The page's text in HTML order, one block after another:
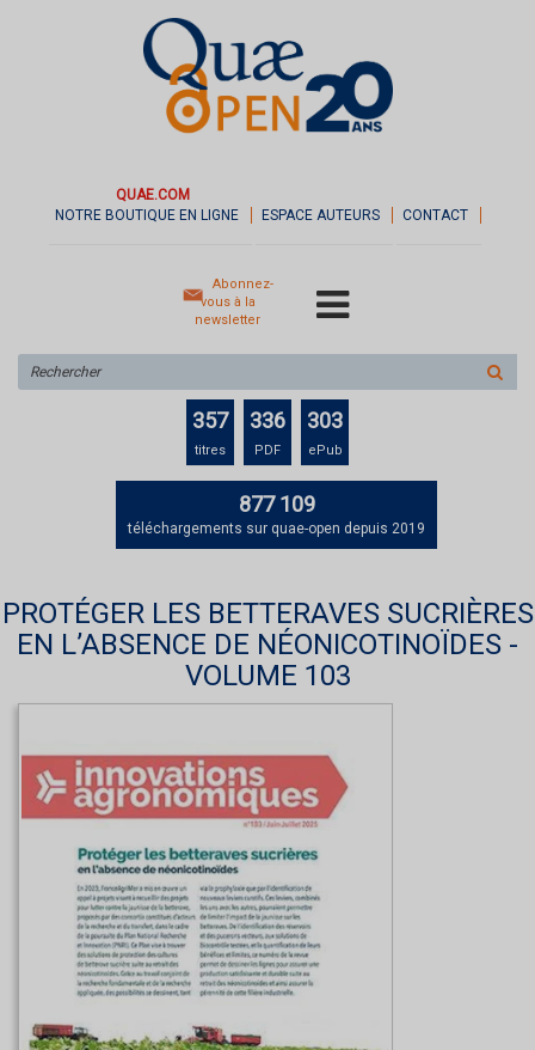
QUAE.COM
NOTRE BOUTIQUE EN LIGNE
ESPACE AUTEURS CONTACT
Abonnez-
vous à la
newsletter
sur
le
357
titres
336
PDF
303
ePub
877 109
téléchargements sur quae-open depuis 2019
PROTÉGER LES BETTERAVES SUCRIÈRES
EN L’ABSENCE DE NÉONICOTINOÏDES -
VOLUME 103